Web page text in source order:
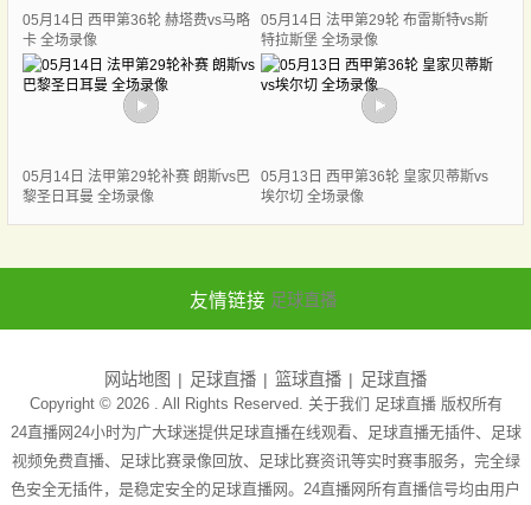
05月14日 西甲第36轮 赫塔费vs马略
卡 全场录像
05月14日 法甲第29轮 布雷斯特vs斯
特拉斯堡 全场录像
05月14日 法甲第29轮补赛 朗斯vs巴
黎圣日耳曼 全场录像
05月13日 西甲第36轮 皇家贝蒂斯vs
埃尔切 全场录像
友情链接 足球直播
网站地图 足球直播 篮球直播 足球直播
Copyright © 2026 . All Rights Reserved. 关于我们 足球直播版权所有
24直播网24小时为广大球迷提供足球直播在线观看、足球直播无插件、足球
视频免费直播、足球比赛录像回放、足球比赛资讯等实时赛事服务，完全绿
色安全无插件，是稳定安全的足球直播网。24直播网所有直播信号均由用户